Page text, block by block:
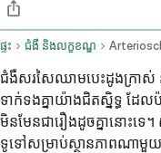
ផ្ទះ ជំងឺ និងលក្ខខណ្ឌ
ជំងឺសរសៃឈាមបេះដូងក្រា
ទាក់ទងគ្នាយ៉ាងជិតស្និទ្ធ ដែ
មិនមែនជារឿងដូចគ្នានោះទ
ទូទៅសម្រាប់ស្ថានភាពណាមួ